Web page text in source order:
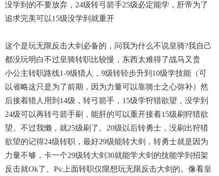
没学到的不要放弃，24级转弓箭手25级必定能学，肝帝为了
追求完美可以15级没学到就重开
这个是玩无限反击大剑必备的，问我为什么不说皇骑?我自己
都没玩明白不过皇骑转职比较慢，东西太难得了战马又贵
小公主转职路线1-9级猎人，9级转轻步升到10级学技能（可
以省略这只是为了前期，因为力量可以靠骑士之心弥补）然
后接着猎人用到14级，转弓箭手，15级学狩猎欲望，没学到
24级可以再转弓箭手刷，能肝的可以重开接着15级刷狩猎欲
望。不过我懒，就25级刷了。20级以后转勇士，没刷出狩猎
欲望的记得24级转职，最好29级能转大剑，转勇士就是因为
力量不够，卡一个29级转大剑30就能学大剑的技能学到招架
反击就ok了。ps:上面转职仅限想玩无限反击大剑的。像看皇